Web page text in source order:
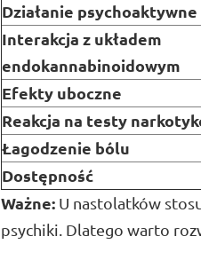
Działanie psychoaktywne
Interakcja z układem
endokannabinoidowym
Efekty uboczne
Reakcja na testy
Łagodzenie bólu
Dostępność
Ważne: U nastolatków
psychiki. Dlatego warto